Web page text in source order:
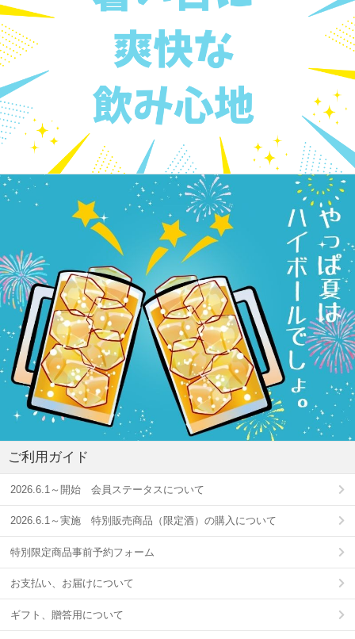
ご利用ガイド
2026.6.1～開始 会員ステータスについて
2026.6.1～実施 特別販売商品（限定酒）の購入について
特別限定商品事前予約フォーム
お支払い、お届けについて
ギフト、贈答用について